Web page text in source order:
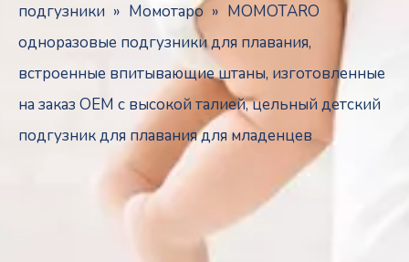
подгузники » Момотаро » MOMOTARO
одноразовые подгузники для плавания,
встроенные впитывающие штаны, изготовленные
на заказ OEM с высокой талией, цельный детский
подгузник для плавания для младенцев